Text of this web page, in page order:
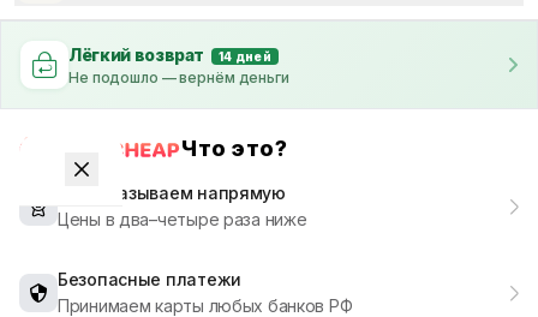
Лёгкий возврат 14 дней
Не подошло — вернём деньги
Что это?
Мы заказываем напрямую
Цены в два–четыре раза ниже
Безопасные платежи
Принимаем карты любых банков РФ